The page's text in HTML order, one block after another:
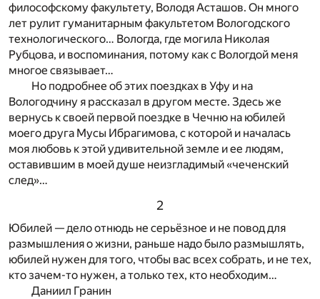
философскому факультету, Володя Асташов. Он много
лет рулит гуманитарным факультетом Вологодского
технологического… Вологда, где могила Николая
Рубцова, и воспоминания, потому как с Вологдой меня
многое связывает…
Но подробнее об этих поездках в Уфу и на
Вологодчину я рассказал в другом месте. Здесь же
вернусь к своей первой поездке в Чечню на юбилей
моего друга Мусы Ибрагимова, с которой и началась
моя любовь к этой удивительной земле и ее людям,
оставившим в моей душе неизгладимый «чеченский
след»…
2
Юбилей — дело отнюдь не серьёзное и не повод для
размышления о жизни, раньше надо было размышлять,
юбилей нужен для того, чтобы вас всех собрать, и не тех,
кто зачем-то нужен, а только тех, кто необходим…
Даниил Гранин